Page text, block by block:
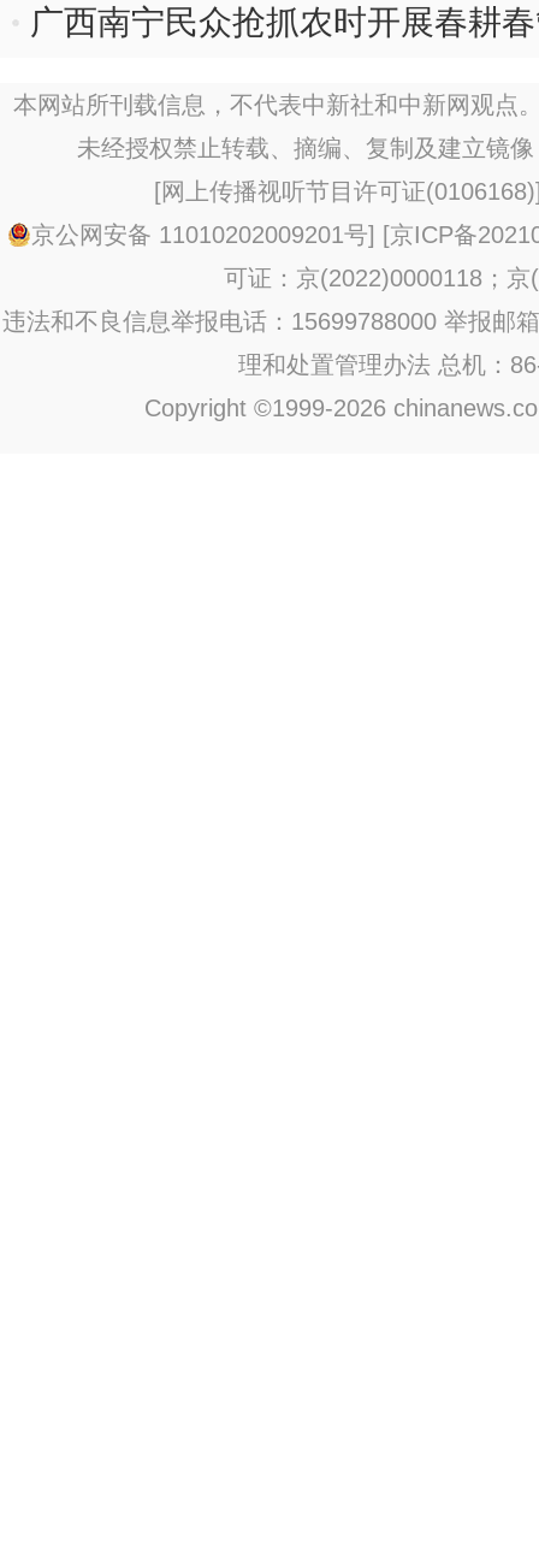
广西南宁民众抢抓农时开展春耕
本网站所刊载信息，不代表中新社和中新网观点
未经授权禁止转载、摘编、复制及建立镜
[网上传播视听节目许可证(0106168)
京公网安备 11010202009201号] [京ICP备
可证：京(2022)0000118；京
违法和不良信息举报电话：15699788000 举报邮
理和处置管理办法 总机：
Copyright ©1999-2026